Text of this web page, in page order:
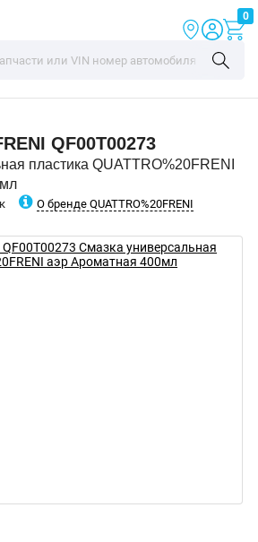
0
QF00T00273
пластика QUATTRO%20FRENI
О бренде QUATTRO%20FRENI